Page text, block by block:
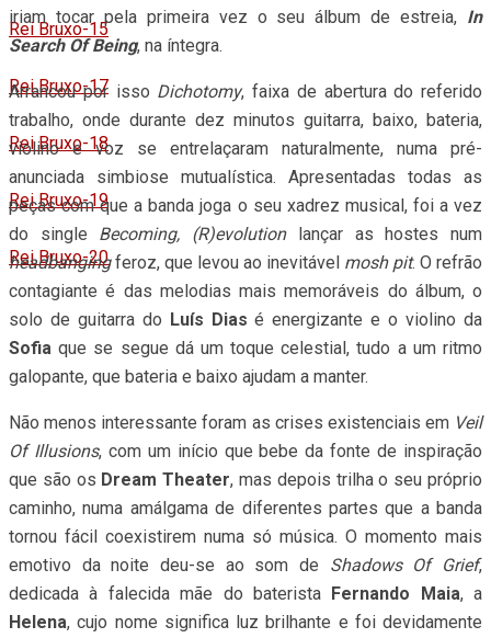
Rei Bruxo-15
Rei Bruxo-17
Rei Bruxo-18
Rei Bruxo-19
Rei Bruxo-20
iriam tocar pela primeira vez o seu álbum de estreia, In
Search Of Being, na íntegra.
Arrancou por isso Dichotomy, faixa de abertura do referido
trabalho, onde durante dez minutos guitarra, baixo, bateria,
violino e voz se entrelaçaram naturalmente, numa pré-
anunciada simbiose mutualística. Apresentadas todas as
peças com que a banda joga o seu xadrez musical, foi a vez
do single Becoming, (R)evolutionlançar as hostes num
headbangingferoz, que levou ao inevitável mosh pit. O refrão
contagiante é das melodias mais memoráveis do álbum, o
solo de guitarra do Luís Dias é energizante e o violino da
Sofia que se segue dá um toque celestial, tudo a um ritmo
galopante, que bateria e baixo ajudam a manter.
Não menos interessante foram as crises existenciais em Veil
Of Illusions, com um início que bebe da fonte de inspiração
que são os Dream Theater, mas depois trilha o seu próprio
caminho, numa amálgama de diferentes partes que a banda
tornou fácil coexistirem numa só música. O momento mais
emotivo da noite deu-se ao som de Shadows Of Grief,
dedicada à falecida mãe do baterista Fernando Maia, a
Helena, cujo nome significa luz brilhante e foi devidamente